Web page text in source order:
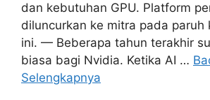
dan kebutuhan GPU. Platform
diluncurkan ke mitra pada paruh
ini. — Beberapa tahun terakhir
biasa bagi Nvidia. Ketika AI …
Selengkapnya